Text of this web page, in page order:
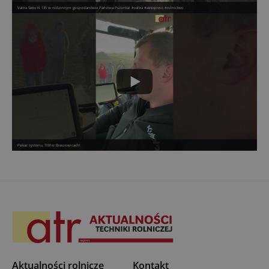
Valtra Serie N 135 w rodzinnym gospodarstwie Państwa Pszonka! #valtra #atrexpress #rolnictwo
Pokaz systemu TIM w Braszowicach!
Aktualności rolnicze Kontakt